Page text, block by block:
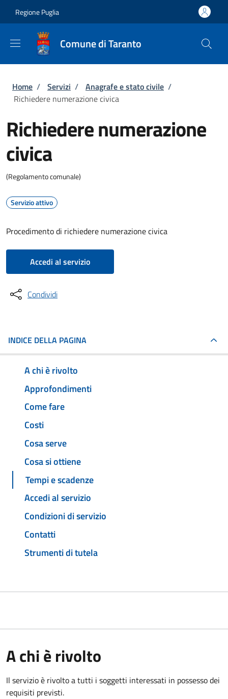
Regione Puglia
Comune di Taranto
Briciole di pane
Home / Servizi / Anagrafe e stato civile /
Richiedere numerazione civica
Richiedere numerazione
civica
(Regolamento comunale)
Servizio attivo
Procedimento di richiedere numerazione civica
Accedi al servizio
Condividi
INDICE DELLA PAGINA
A chi è rivolto
Approfondimenti
Come fare
Costi
Cosa serve
Cosa si ottiene
Tempi e scadenze
Accedi al servizio
Condizioni di servizio
Contatti
Strumenti di tutela
A chi è rivolto
Il servizio è rivolto a tutti i soggetti interessati in possesso dei
requisiti previsti.